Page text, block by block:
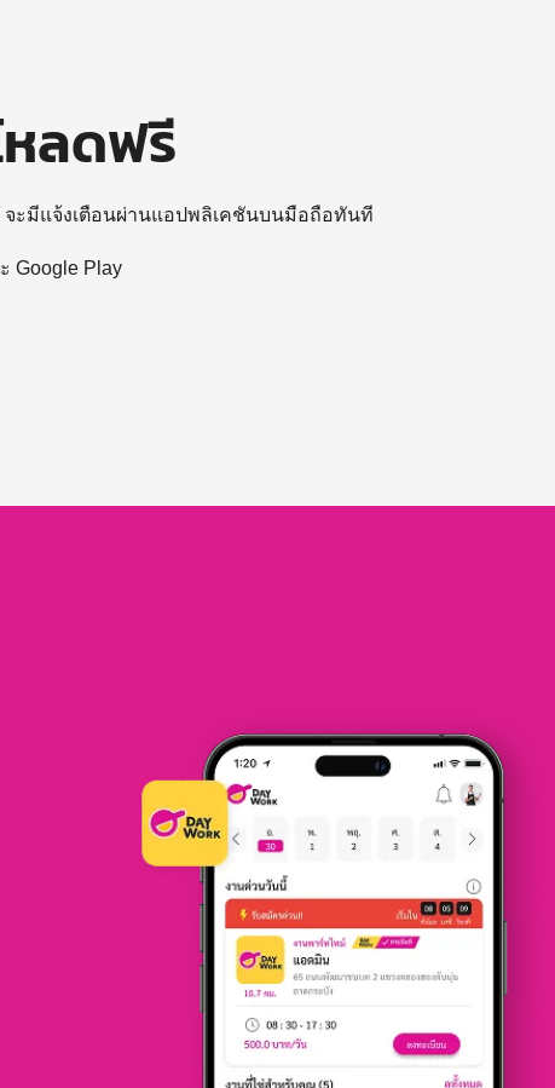
ลดฟรี
ะมีแจ้งเตือนผ่านแอปพลิเคชันบนมือถือทันที
Google Play